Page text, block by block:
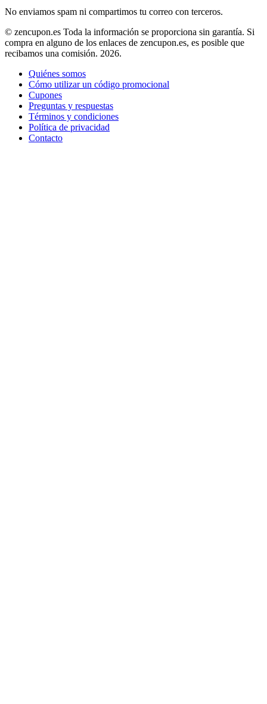
No enviamos spam ni compartimos tu correo con terceros.
© zencupon.es Toda la información se proporciona sin garantía. Si
compra en alguno de los enlaces de zencupon.es, es posible que
recibamos una comisión. 2026.
Quiénes somos
Cómo utilizar un código promocional
Cupones
Preguntas y respuestas
Términos y condiciones
Política de privacidad
Contacto